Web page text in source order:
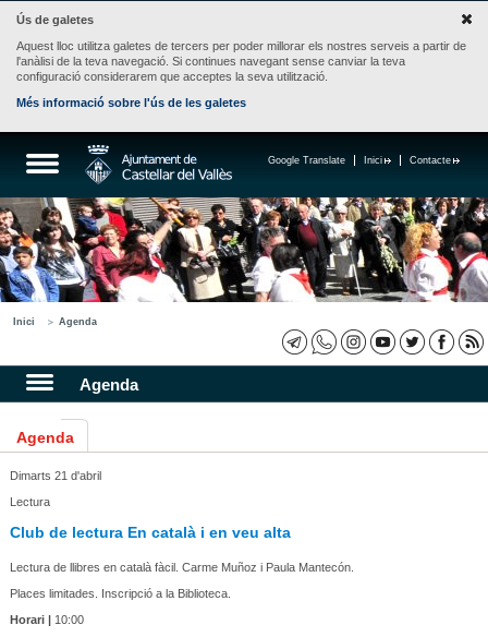
Ús de galetes
Aquest lloc utilitza galetes de tercers per poder millorar els nostres serveis a partir de
l'anàlisi de la teva navegació. Si continues navegant sense canviar la teva
configuració considerarem que acceptes la seva utilització.
Més informació sobre l'ús de les galetes
Contacte
Inici
Google Translate
Inici Agenda
Agenda
Agenda
Dimarts 21 d'abril
Lectura
Club de lectura En català i en veu alta
Lectura de llibres en català fàcil. Carme Muñoz i Paula Mantecón.
Places limitades. Inscripció a la Biblioteca.
Horari |10:00